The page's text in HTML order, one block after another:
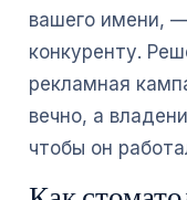
вашего имени,
конкуренту.
рекламная
вечно, а
чтобы он